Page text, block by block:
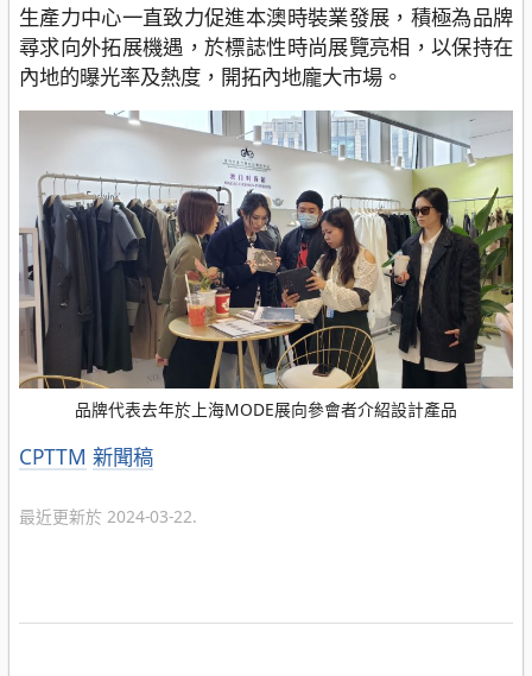
生產力中心一直致力促進本澳時裝業發展，積極為品牌
尋求向外拓展機遇，於標誌性時尚展覽亮相，以保持在
內地的曝光率及熱度，開拓內地龐大市場。
品牌代表去年於上海MODE展向參會者介紹設計產品
分
CPTTM 新聞稿
最近更新於 2024-03-22.